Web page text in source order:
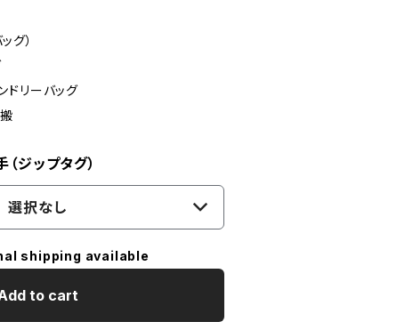
グ）
ドリーバッグ
ジップタグ）
選択なし
shipping available
to cart